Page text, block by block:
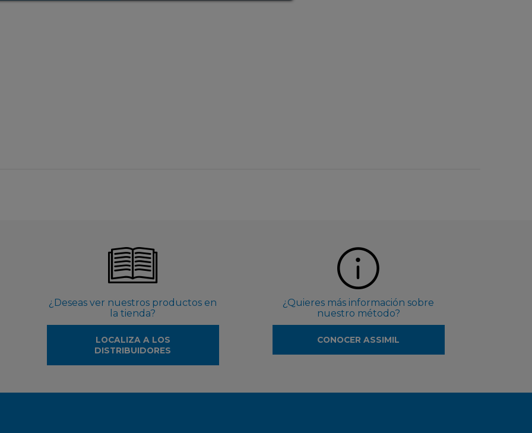
¿Deseas ver nuestros productos en
la tienda?
LOCALIZA A LOS
DISTRIBUIDORES
¿Quieres más información sobre
nuestro método?
CONOCER ASSIMIL